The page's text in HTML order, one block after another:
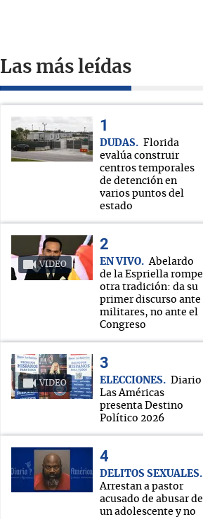
Las más leídas
DUDAS
Florida
evalúa construir
centros temporales
de detención en
varios puntos del
estado
VIDEO EN VIVO
Abelardo
de la Espriella rompe
otra tradición: da su
primer discurso ante
militares, no ante el
Congreso
VIDEO ELECCIONES
Diario
Las Américas
presenta Destino
Político 2026
DELITOS SEXUALES
Arrestan a pastor
acusado de abusar de
un adolescente y no